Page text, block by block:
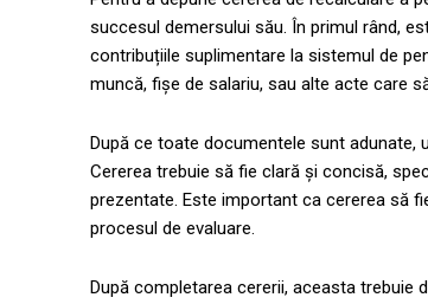
succesul demersului său. În primul rând,
contribuțiile suplimentare la sistemul de
muncă, fișe de salariu, sau alte acte care
După ce toate documentele sunt adunate,
Cererea trebuie să fie clară și concisă,
prezentate. Este important ca cererea să
procesul de evaluare.
După completarea cererii, aceasta trebuie